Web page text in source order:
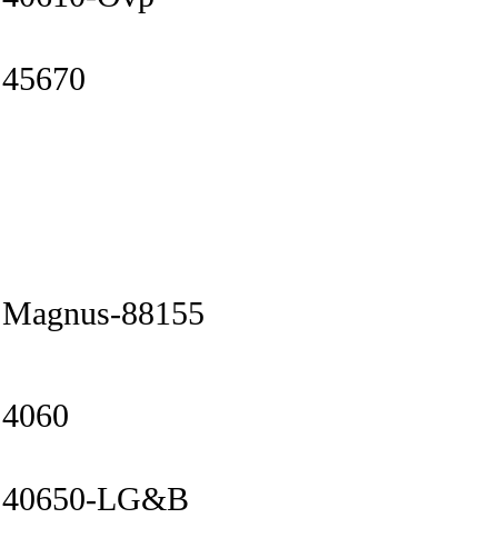
45670
Magnus-88155
4060
40650-LG&B